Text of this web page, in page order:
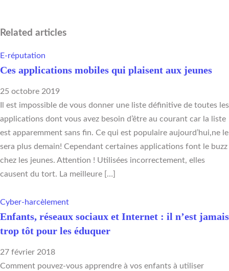
Related articles
E-réputation
Ces applications mobiles qui plaisent aux jeunes
25 octobre 2019
Il est impossible de vous donner une liste définitive de toutes les
applications dont vous avez besoin d’être au courant car la liste
est apparemment sans fin. Ce qui est populaire aujourd’hui,ne le
sera plus demain! Cependant certaines applications font le buzz
chez les jeunes. Attention ! Utilisées incorrectement, elles
causent du tort. La meilleure […]
Cyber-harcèlement
Enfants, réseaux sociaux et Internet : il n’est jamais
trop tôt pour les éduquer
27 février 2018
Comment pouvez-vous apprendre à vos enfants à utiliser